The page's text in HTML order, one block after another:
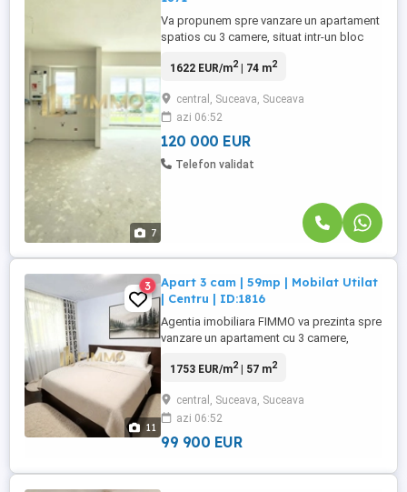
7
Va propunem spre vanzare un apartament
spatios cu 3 camere, situat intr-un bloc
Residence , ideal pentru cei care isi
constructie de ultima generatie, pe care sa
o amenajeze dupa propriul stil si
preferinte. Apartamentul dispune ...
1622 EUR/m2| 74 m2
central, Suceava, Suceava
azi 06:52
120 000 EUR
Telefon validat
11
3
Apart 3 cam | 59mp | Mobilat Utilat
| Centru | ID:1816
Agentia imobiliara FIMMO va prezinta spre
vanzare un apartament cu 3 camere,
municipiului Suceava, in imediata
bdquo;Banca, o locatie apreciata pentru
accesibilitatea excelenta si proximitatea
fata de principalele puncte de interes ...
1753 EUR/m2| 57 m2
central, Suceava, Suceava
azi 06:52
99 900 EUR